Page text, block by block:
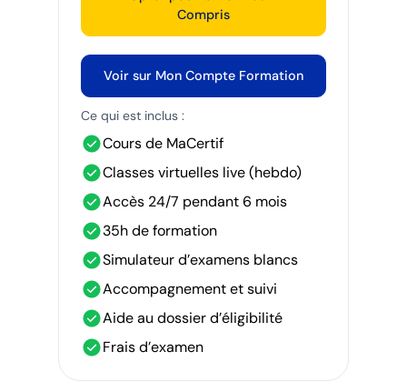
Compris
Voir sur Mon Compte Formation
Ce qui est inclus :
Cours de MaCertif
Classes virtuelles live (hebdo)
Accès 24/7 pendant 6 mois
35h de formation
Simulateur d’examens blancs
Accompagnement et suivi
Aide au dossier d’éligibilité
Frais d’examen